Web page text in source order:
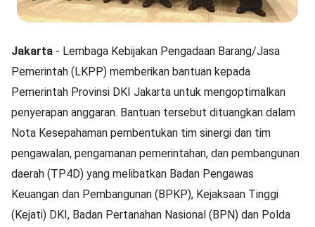
Jakarta - Lembaga Kebijakan Pengadaan Barang/Jasa
Pemerintah (LKPP) memberikan bantuan kepada
Pemerintah Provinsi DKI Jakarta untuk mengoptimalkan
penyerapan anggaran. Bantuan tersebut dituangkan dalam
Nota Kesepahaman pembentukan tim sinergi dan tim
pengawalan, pengamanan pemerintahan, dan pembangunan
daerah (TP4D) yang melibatkan Badan Pengawas
Keuangan dan Pembangunan (BPKP), Kejaksaan Tinggi
(Kejati) DKI, Badan Pertanahan Nasional (BPN) dan Polda